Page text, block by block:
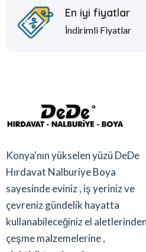
En iyi fiyatlar
İndirimli Fiyatlar
Konya'nın yükselen yüzü DeDe
Hırdavat Nalburiye Boya
sayesinde eviniz , iş yeriniz ve
çevreniz gündelik hayatta
kullanabileceğiniz el aletlerinden
çeşme malzemelerine ,